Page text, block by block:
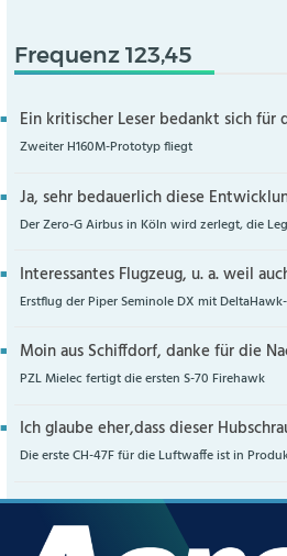
Frequenz 123,45
Ein kritischer Leser bedankt sich für
Zweiter H160M-Prototyp fliegt
Ja, sehr bedauerlich diese
Der Zero-G Airbus in Köln wird zerlegt, die
Interessantes Flugzeug, u. a. weil
Erstflug der Piper Seminole DX mit
Moin aus Schiffdorf, danke für die
PZL Mielec fertigt die ersten S-70 Firehawk
Ich glaube eher,dass dieser
Die erste CH-47F für die Luftwaffe ist in